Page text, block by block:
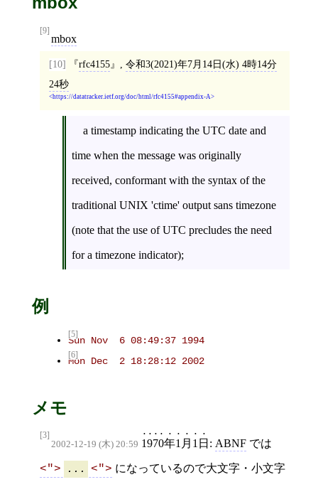
[9]
mbox
[10] rfc4155 , 令和3(2021)年7月14日(水) 4時14分
24秒
https://datatracker.ietf.org/doc/html/rfc4155#appendix-A
a timestamp indicating the UTC date and
time when the message was originally
received, conformant with the syntax of the
traditional UNIX 'ctime' output sans timezone
(note that the use of UTC precludes the need
for a timezone indicator);
例
[5]
Sun Nov  6 08:49:37 1994
[6]
Mon Dec  2 18:28:12 2002
メモ
[3]
2002-12-19 (木) 20:59 1970年1月1日 : ABNF では
<"> ... <"> になっているので大文字・小文字